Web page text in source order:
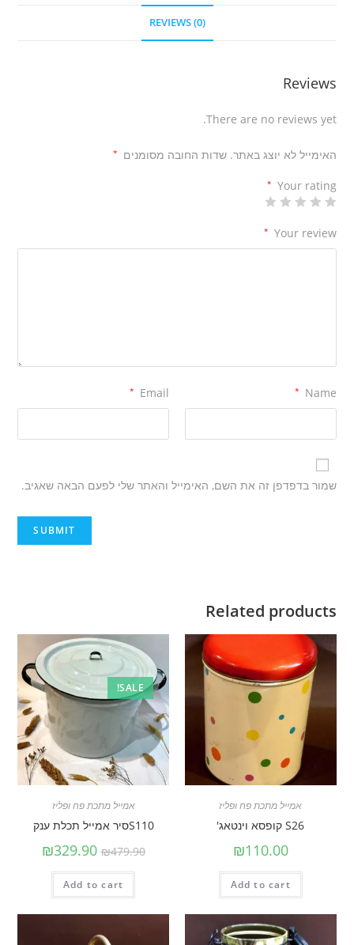
REVIEWS (0)
Reviews
There are no reviews yet.
האימייל לא יוצג באתר. שדות החובה מסומנים *
Your rating
*
Your review
*
Name
*
Email
*
שמור בדפדפן זה את השם, האימייל והאתר שלי לפעם הבאה שאגיב.
Related products
אמייל מתכת פח ופליז
S26 קופסא וינטאג'
₪110.00
Add to cart
SALE!
אמייל מתכת פח ופליז
S110סיר אמייל תכלת ענק
₪479.90
₪329.90
Add to cart